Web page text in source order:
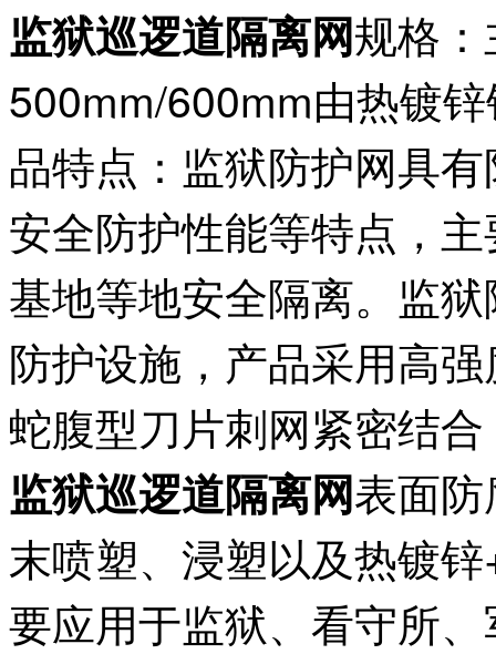
监狱巡逻道隔离网规格
500mm/600mm由热镀
品特点：监狱防护网具
安全防护性能等特点，
基地等地安全隔离。监
防护设施，产品采用高
蛇腹型刀片刺网紧密结
监狱巡逻道隔离网表面
末喷塑、浸塑以及热镀
要应用于监狱、看守所